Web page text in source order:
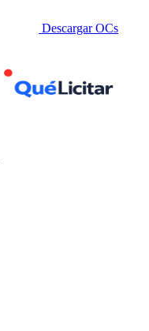
Descargar OCs